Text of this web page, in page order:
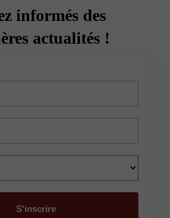
informés des
actualités !